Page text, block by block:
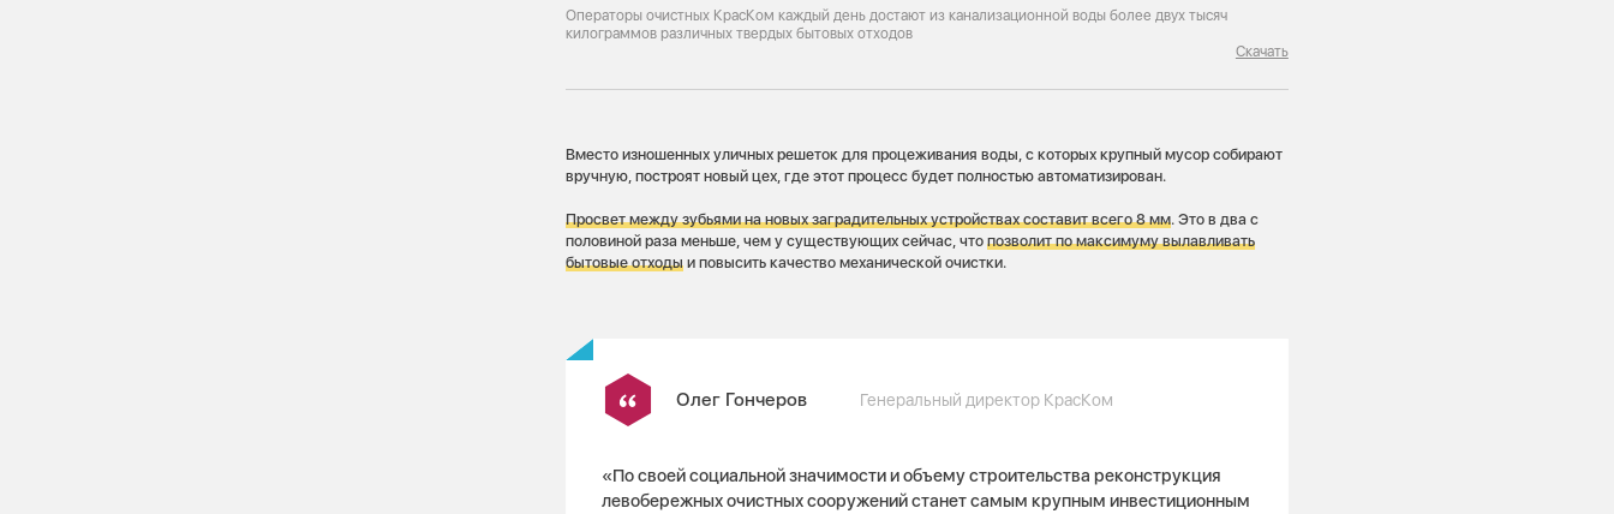
Операторы очистных КрасКом каждый день достают из канализационной воды более двух тысяч
килограммов различных твердых бытовых отходов
Скачать
Вместо изношенных уличных решеток для процеживания воды, с которых крупный мусор собирают
вручную, построят новый цех, где этот процесс будет полностью автоматизирован.
Просвет между зубьями на новых заградительных устройствах составит всего 8 мм. Это в два с
половиной раза меньше, чем у существующих сейчас, чтопозволит по максимуму вылавливать
бытовые отходы и повысить качество механической очистки.
Олег Гончеров Генеральный директор КрасКом
«По своей социальной значимости и объему строительства реконструкция
левобережных очистных сооружений станет самым крупным инвестиционным